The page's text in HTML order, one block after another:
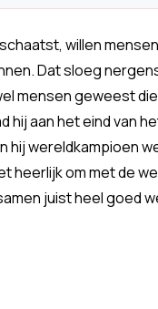
willen
Dat sloeg
mensen geweest
hij aan het eind van
hij wereldkampioen
heerlijk om met de
juist heel goed